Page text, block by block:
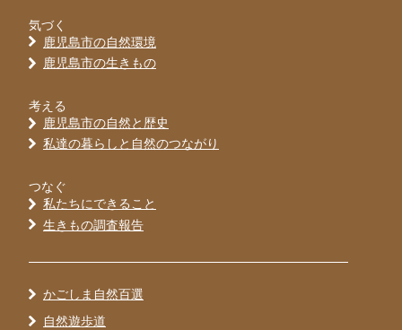
気づく
鹿児島市の自然環境
鹿児島市の生きもの
考える
鹿児島市の自然と歴史
私達の暮らしと自然のつながり
つなぐ
私たちにできること
生きもの調査報告
かごしま自然百選
自然遊歩道